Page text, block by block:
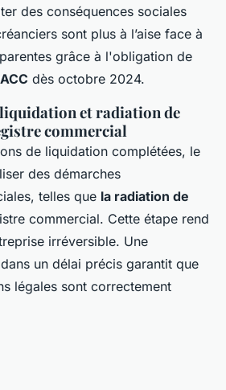
des conséquences sociales
sont plus à l’aise face à
grâce à l'obligation de
dès octobre 2024.
et radiation de
commercial
de liquidation complétées, le
des démarches
telles que la radiation de
commercial. Cette étape rend
irréversible. Une
dans un délai précis garantit que
légales sont correctement